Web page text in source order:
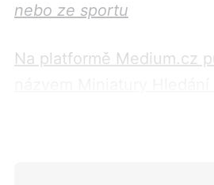
nebo ze sportu
Na platformě Medium.cz